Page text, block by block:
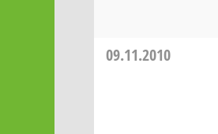
09.11.2010